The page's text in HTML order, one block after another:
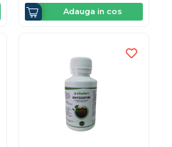
Adauga in cos